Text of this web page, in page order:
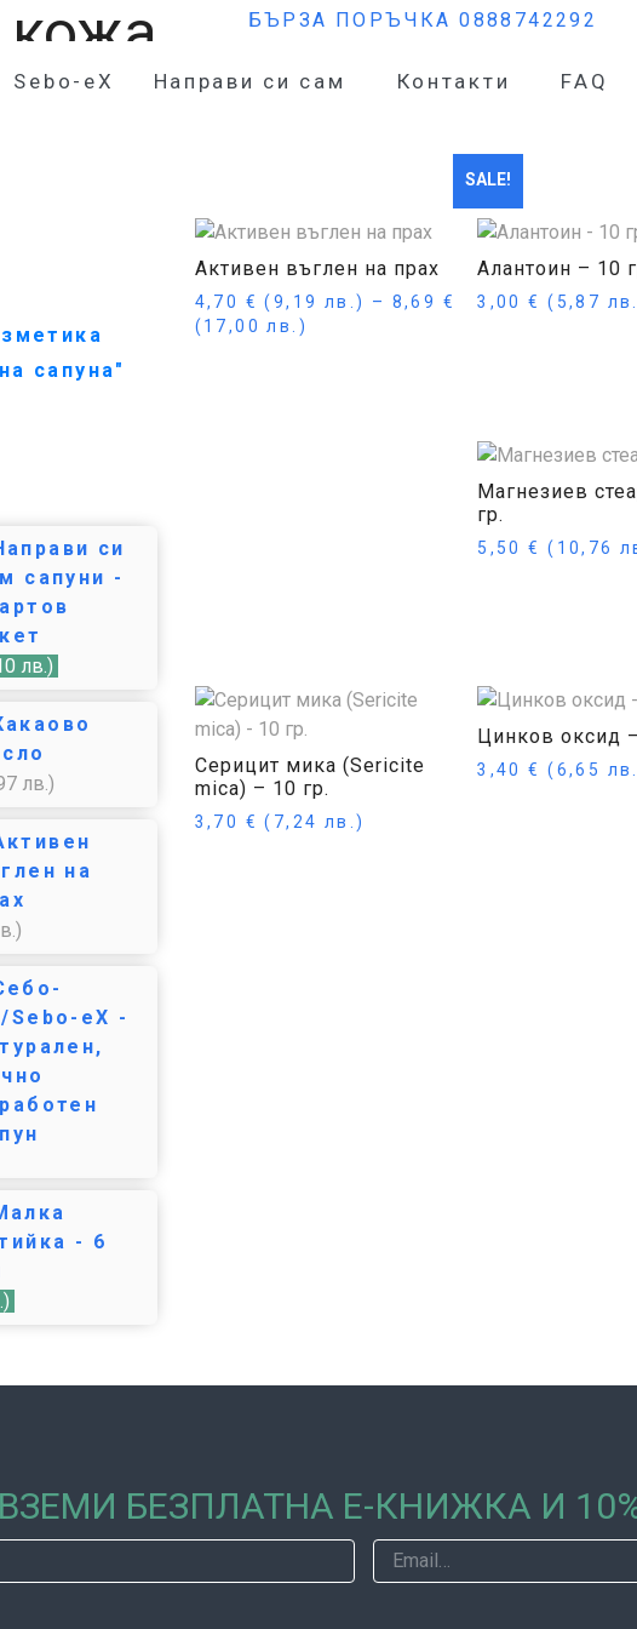
БЪРЗА ПОРЪЧКА 0888742292
Sebo-eX Направи си сам Контакти FAQ
кожа
сапуна"
лв.)
лв.)
SALE!
Активен въглен на прах
4,70 € (9,19 лв.) – 8,69 €
(17,00 лв.)
Алантоин – 10
3,00€ (5,87
Магнезиев
гр.
5,50€ (10,76
Серицит мика (Sericite
mica) – 10 гр.
3,70 € (7,24 лв.)
Цинков оксид
3,40€ (6,65
ВЗЕМИ БЕЗПЛАТНА Е-КНИЖКА И